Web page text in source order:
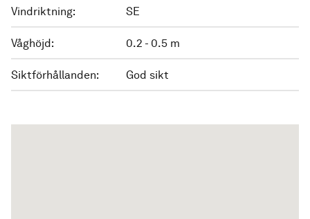
Vindriktning: SE
Våghöjd: 0.2 - 0.5 m
Siktförhållanden: God sikt